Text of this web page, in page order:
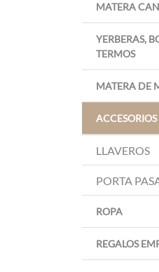
MATERA
YERBERAS,
TERMOS
MATERA DE
LLAVEROS
PORTA
ROPA
REGALOS